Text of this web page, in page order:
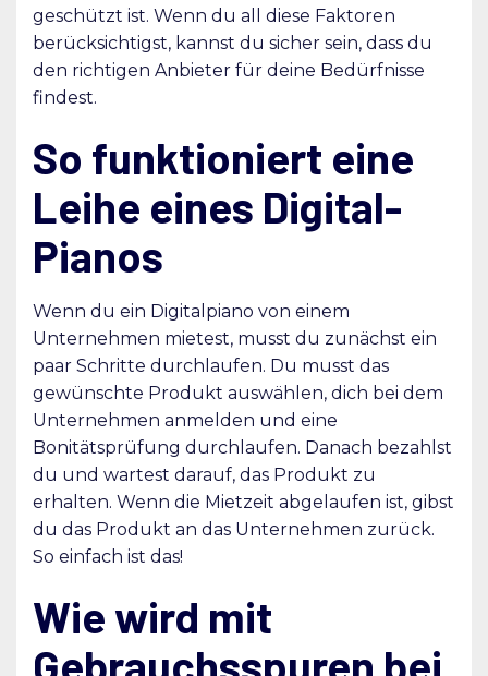
geschützt ist. Wenn du all diese Faktoren
berücksichtigst, kannst du sicher sein, dass du
den richtigen Anbieter für deine Bedürfnisse
findest.
So funktioniert eine
Leihe eines Digital-
Pianos
Wenn du ein Digitalpiano von einem
Unternehmen mietest, musst du zunächst ein
paar Schritte durchlaufen. Du musst das
gewünschte Produkt auswählen, dich bei dem
Unternehmen anmelden und eine
Bonitätsprüfung durchlaufen. Danach bezahlst
du und wartest darauf, das Produkt zu
erhalten. Wenn die Mietzeit abgelaufen ist, gibst
du das Produkt an das Unternehmen zurück.
So einfach ist das!
Wie wird mit
Gebrauchsspuren bei